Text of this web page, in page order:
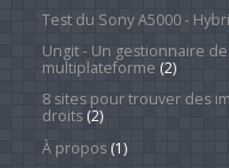
Test du Sony A5000 -
Ungit - Un gestionnaire
multiplateforme (2)
8 sites pour trouver des
droits(2)
À propos(1)